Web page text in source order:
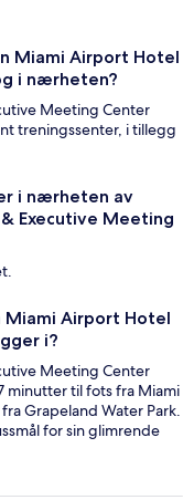
Miami Airport Hotel
i nærheten?
Meeting Center
treningssenter, i tillegg
i nærheten av
Executive Meeting
Miami Airport Hotel
i?
Meeting Center
minutter til fots fra Miami
Grapeland Water Park.
for sin glimrende